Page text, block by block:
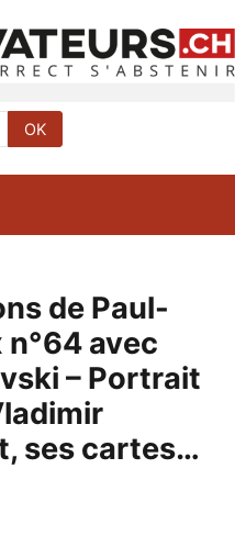
OK
de Paul-
avec
– Portrait
ses cartes…